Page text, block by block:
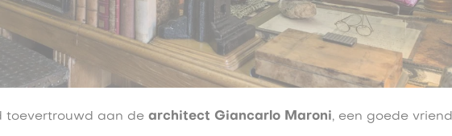
toevertrouwd aan de architect Giancarlo Maroni, een goede vriend